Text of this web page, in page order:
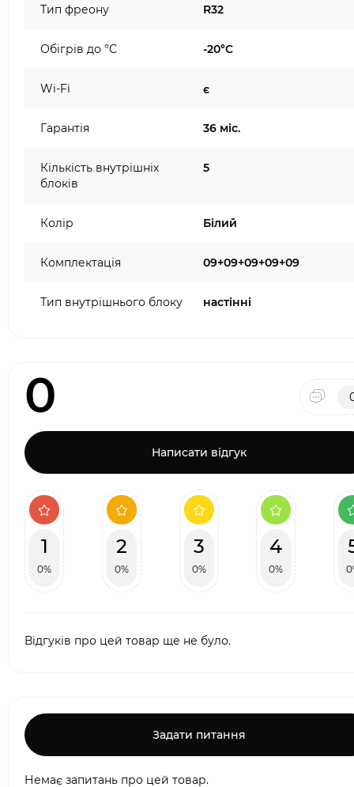
Тип фреону R32
Обігрів до °C -20°C
Wi-Fi є
Гарантія 36 міс.
Кількість внутрішніх
блоків
5
Колір Білий
Комплектація 09+09+09+09+09
Тип внутрішнього блоку настінні
0
Написати відгук
1
0%
2
0%
3
0%
4
0%
Відгуків про цей товар ще не було.
Задати питання
Немає запитань про цей товар.